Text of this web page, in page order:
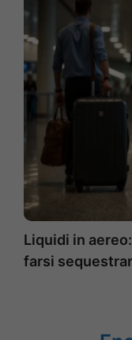
Liquidi in
farsi